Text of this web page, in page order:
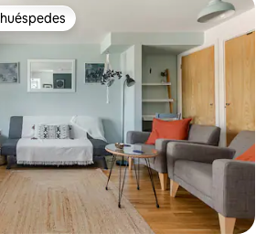
preferido